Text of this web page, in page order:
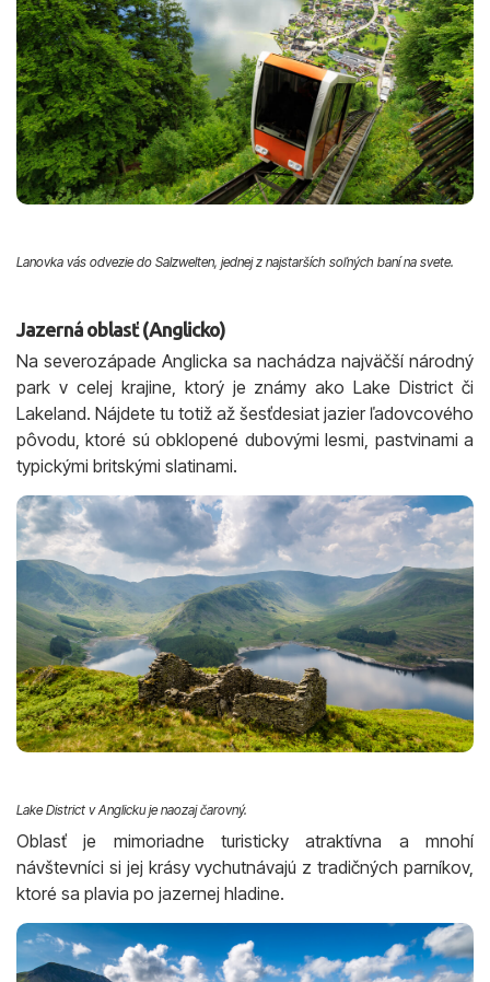
Lanovka vás odvezie do Salzwelten, jednej z najstarších soľných baní na svete.
Jazerná oblasť (Anglicko)
Na severozápade Anglicka sa nachádza najväčší národný
park v celej krajine, ktorý je známy ako Lake District či
Lakeland. Nájdete tu totiž až šesťdesiat jazier ľadovcového
pôvodu, ktoré sú obklopené dubovými lesmi, pastvinami a
typickými britskými slatinami.
Lake District v Anglicku je naozaj čarovný.
Oblasť je mimoriadne turisticky atraktívna a mnohí
návštevníci si jej krásy vychutnávajú z tradičných parníkov,
ktoré sa plavia po jazernej hladine.